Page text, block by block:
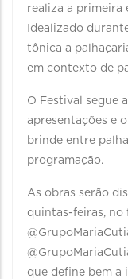
realiza a primeira
Idealizado
tônica a
em contexto de
O Festival segue
apresentações e
brinde entre
programação.
As obras serão
quintas-feiras, no
que define bem a